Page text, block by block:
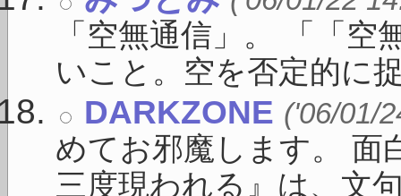
「空無通信」。 「「
いこと。空を否定的に
DARKZONE ('06/01/
めてお邪魔します。 面
三度現われる』は、文